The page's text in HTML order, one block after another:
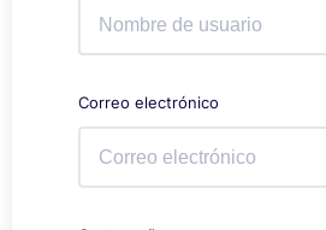
Correo electrónico